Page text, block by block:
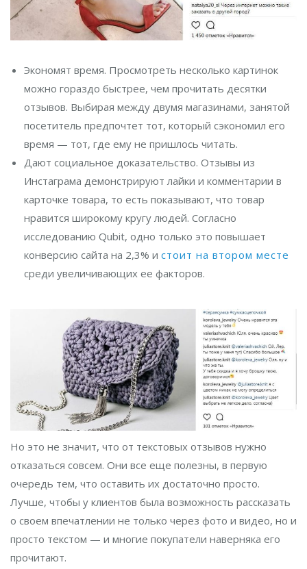
Экономят время. Просмотреть несколько картинок
можно гораздо быстрее, чем прочитать десятки
отзывов. Выбирая между двумя магазинами, занятой
посетитель предпочтет тот, который сэкономил его
время — тот, где ему не пришлось читать.
Дают социальное доказательство. Отзывы из
Инстаграма демонстрируют лайки и комментарии в
карточке товара, то есть показывают, что товар
нравится широкому кругу людей. Согласно
исследованию Qubit, одно только это повышает
конверсию сайта на 2,3% и стоит на втором месте
среди увеличивающих ее факторов.
Но это не значит, что от текстовых отзывов нужно
отказаться совсем. Они все еще полезны, в первую
очередь тем, что оставить их достаточно просто.
Лучше, чтобы у клиентов была возможность рассказать
о своем впечатлении не только через фото и видео, но и
просто текстом — и многие покупатели наверняка его
прочитают.